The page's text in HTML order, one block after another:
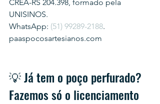
CREA-RS 204.398, formado pela
UNISINOS.
WhatsApp: (51) 99289-2188.
paaspocosartesianos.com
💡 Já tem o poço perfurado?
Fazemos só o licenciamento